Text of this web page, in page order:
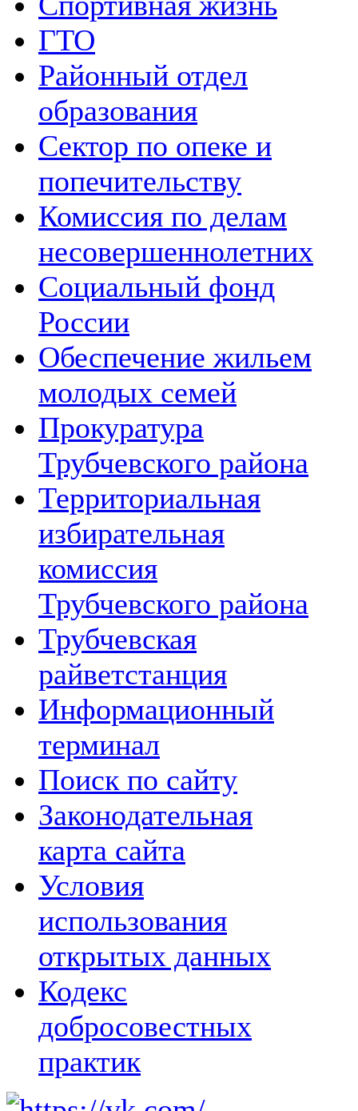
ГТО
Районный отдел
образования
Сектор по опеке и
попечительству
Комиссия по делам
несовершеннолетних
Социальный фонд
России
Обеспечение жильем
молодых семей
Прокуратура
Трубчевского района
Территориальная
избирательная
комиссия
Трубчевского района
Трубчевская
райветстанция
Информационный
терминал
Поиск по сайту
Законодательная
карта сайта
Условия
использования
открытых данных
Кодекс
добросовестных
практик